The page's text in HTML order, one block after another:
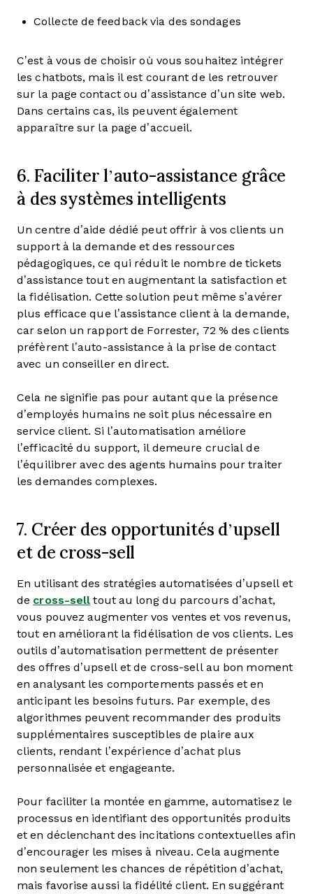
Collecte de feedback via des sondages
C’est à vous de choisir où vous souhaitez intégrer
les chatbots, mais il est courant de les retrouver
sur la page contact ou d’assistance d’un site web.
Dans certains cas, ils peuvent également
apparaître sur la page d’accueil.
6. Faciliter l’auto-assistance grâce
à des systèmes intelligents
Un centre d’aide dédié peut offrir à vos clients un
support à la demande et des ressources
pédagogiques, ce qui réduit le nombre de tickets
d’assistance tout en augmentant la satisfaction et
la fidélisation. Cette solution peut même s’avérer
plus efficace que l’assistance client à la demande,
car selon un rapport de Forrester, 72 % des clients
préfèrent l’auto-assistance à la prise de contact
avec un conseiller en direct.
Cela ne signifie pas pour autant que la présence
d’employés humains ne soit plus nécessaire en
service client. Si l’automatisation améliore
l’efficacité du support, il demeure crucial de
l’équilibrer avec des agents humains pour traiter
les demandes complexes.
7. Créer des opportunités d’upsell
et de cross-sell
En utilisant des stratégies automatisées d’upsell et
de cross-sell tout au long du parcours d’achat,
vous pouvez augmenter vos ventes et vos revenus,
tout en améliorant la fidélisation de vos clients. Les
outils d’automatisation permettent de présenter
des offres d’upsell et de cross-sell au bon moment
en analysant les comportements passés et en
anticipant les besoins futurs. Par exemple, des
algorithmes peuvent recommander des produits
supplémentaires susceptibles de plaire aux
clients, rendant l’expérience d’achat plus
personnalisée et engageante.
Pour faciliter la montée en gamme, automatisez le
processus en identifiant des opportunités produits
et en déclenchant des incitations contextuelles afin
d’encourager les mises à niveau. Cela augmente
non seulement les chances de répétition d’achat,
mais favorise aussi la fidélité client. En suggérant